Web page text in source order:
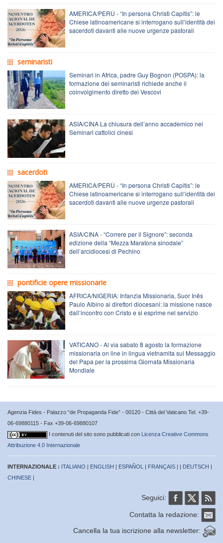
AMERICA/PERÙ - “In persona Christi Capitis”: le
Chiese latinoamericane si interrogano sull’identità dei
sacerdoti davanti alle nuove urgenze pastorali
seminaristi
Seminari in Africa, padre Guy Bognon (POSPA): la
formazione dei seminaristi richiede anche il
coinvolgimento diretto dei Vescovi
ASIA/CINA La chiusura dell’anno accademico nei
Seminari cattolici cinesi
sacerdoti
AMERICA/PERÙ - “In persona Christi Capitis”: le
Chiese latinoamericane si interrogano sull’identità dei
sacerdoti davanti alle nuove urgenze pastorali
ASIA/CINA - “Correre per il Signore”: seconda
edizione della “Mezza Maratona sinodale”
dell’arcidiocesi di Pechino
pontificie opere missionarie
AFRICA/NIGERIA: Infanzia Missionaria, Suor Inês
Paulo Albino ai direttori diocesani: la missione nasce
dall’incontro con Cristo e si esprime nel servizio
VATICANO - Al via sabato 8 agosto la formazione
missionaria on line in lingua vietnamita sul Messaggio
del Papa per la prossima Giornata Missionaria
Mondiale
Agenzia Fides - Palazzo “de Propaganda Fide” - 00120 - Città del Vaticano Tel. +39-
06-69880115 - Fax +39-06-69880107
I contenuti del sito sono pubblicati con Licenza Creative Commons
Attribuzione 4.0 Internazionale
INTERNAZIONALE : ITALIANO | ENGLISH | ESPAÑOL | FRANÇAIS | | DEUTSCH |
CHINESE |
Seguici:
Contatta la redazione:
Cancella la tua iscrizione alla newsletter: